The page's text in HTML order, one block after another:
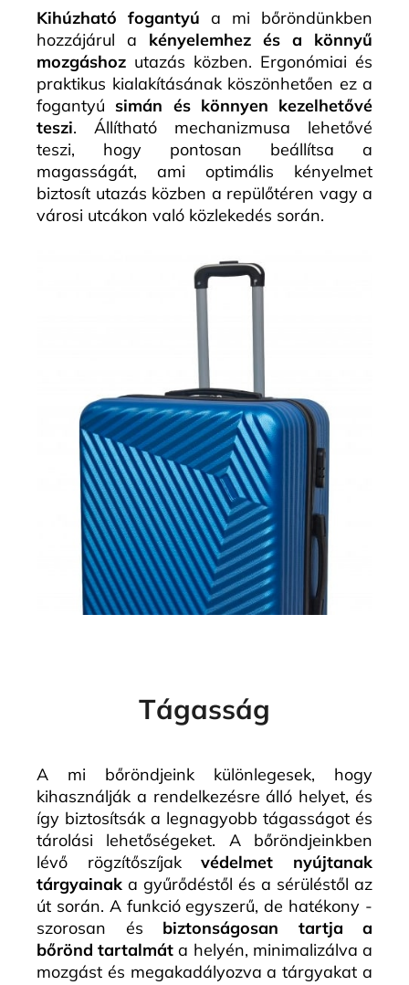
Kihúzható fogantyú a mi bőröndünkben
hozzájárul a kényelemhez és a könnyű
mozgáshoz utazás közben. Ergonómiai és
praktikus kialakításának köszönhetően ez a
fogantyú simán és könnyen kezelhetővé
teszi. Állítható mechanizmusa lehetővé
teszi, hogy pontosan beállítsa a
magasságát, ami optimális kényelmet
biztosít utazás közben a repülőtéren vagy a
városi utcákon való közlekedés során.
Tágasság
A mi bőröndjeink különlegesek, hogy
kihasználják a rendelkezésre álló helyet, és
így biztosítsák a legnagyobb tágasságot és
tárolási lehetőségeket. A bőröndjeinkben
lévő rögzítőszíjakvédelmet nyújtanak
tárgyainak a gyűrődéstől és a sérüléstől az
út során. A funkció egyszerű, de hatékony -
szorosan és biztonságosan tartja a
bőrönd tartalmát a helyén, minimalizálva a
mozgást és megakadályozva a tárgyakat a